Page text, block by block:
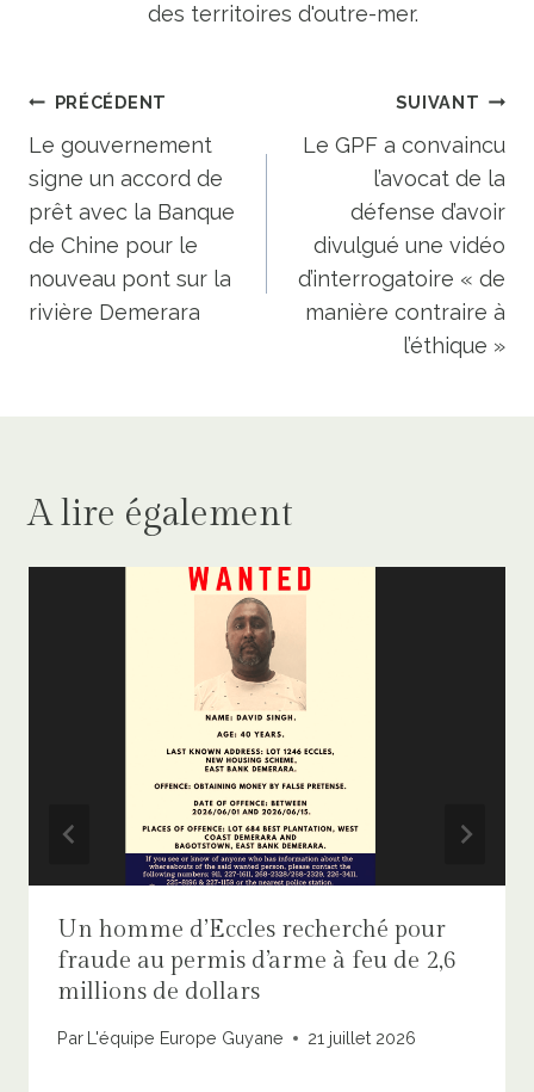
des territoires d'outre-mer.
Navigation
de
l’article
PRÉCÉDENT
Le gouvernement
signe un accord de
prêt avec la Banque
de Chine pour le
nouveau pont sur la
rivière Demerara
SUIVANT
Le GPF a convaincu
l’avocat de la
défense d’avoir
divulgué une vidéo
d’interrogatoire « de
manière contraire à
l’éthique »
A lire également
Un homme d’Eccles recherché pour
fraude au permis d’arme à feu de 2,6
millions de dollars
Par L'équipe Europe Guyane 21 juillet 2026